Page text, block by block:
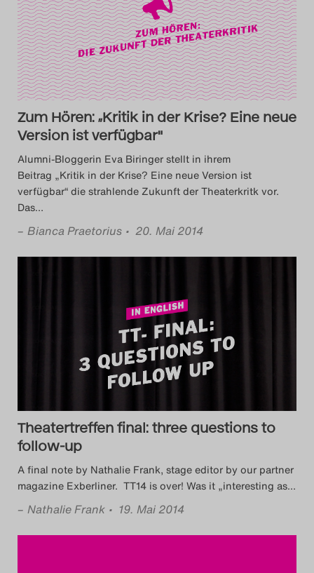
Das Theatertreffen-Blog
2014
Das Theatertreffen-Blog
2015
Das Theatertreffen-Blog
2016
Das Theatertreffen-Blog
2017
2018
Das Theatertreffen-Blog
2018 Alumni
Das Theatertreffen-Blog
2019
Das Theatertreffen-Blog
2020
Das Theatertreffen-Blog
Zum Hören: „Kritik in der Krise? Eine neue
Version ist verfügbar"
Alumni-Bloggerin Eva Biringer stellt in ihrem
Beitrag „Kritik in der Krise? Eine neue Version ist
verfügbar“ die strahlende Zukunft der Theaterkritk vor.
Das…
– Bianca Praetorius • 20. Mai 2014
Theatertreffen final: three questions to
follow-up
A final note by Nathalie Frank, stage editor by our partner
magazine Exberliner. TT14 is over! Was it „interesting as…
– Nathalie Frank • 19. Mai 2014